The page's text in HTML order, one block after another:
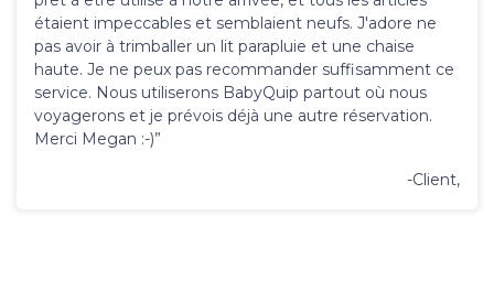
étaient impeccables et semblaient neufs. J'adore ne
pas avoir à trimballer un lit parapluie et une chaise
haute. Je ne peux pas recommander suffisamment ce
service. Nous utiliserons BabyQuip partout où nous
voyagerons et je prévois déjà une autre réservation.
Merci Megan :-)”
-Client,